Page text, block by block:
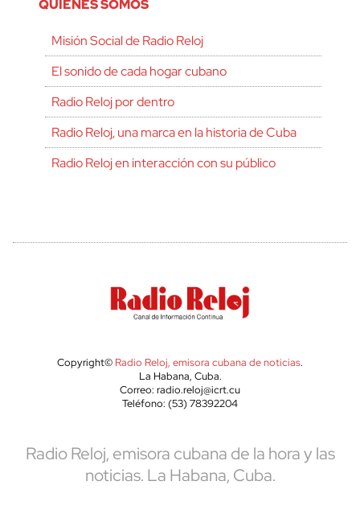
QUIÉNES SOMOS
Misión Social de Radio Reloj
El sonido de cada hogar cubano
Radio Reloj por dentro
Radio Reloj, una marca en la historia de Cuba
Radio Reloj en interacción con su público
Copyright© Radio Reloj, emisora cubana de noticias.
La Habana, Cuba.
Correo: radio.reloj@icrt.cu
Teléfono: (53) 78392204
Radio Reloj, emisora cubana de la hora y las
noticias. La Habana, Cuba.